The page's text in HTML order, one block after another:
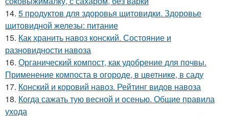
14. 5 продуктов для здоровья щитовидки. Здоровье
щитовидной железы: питание
15. Как хранить навоз конский. Состояние и
разновидности навоза
16. Органический компост, как удобрение для почвы.
Применение компоста в огороде, в цветнике, в саду
17. Конский и коровий навоз. Рейтинг видов навоза
18. Когда сажать тую весной и осенью. Общие правила
ухода